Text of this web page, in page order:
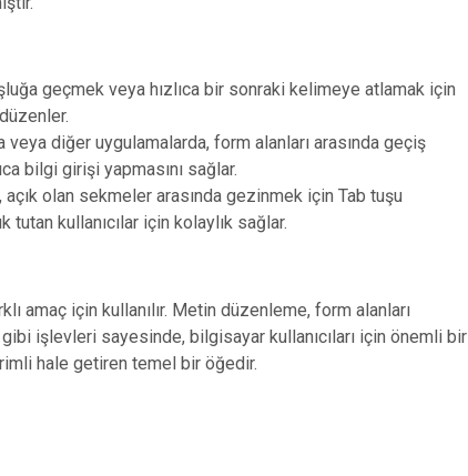
geçmek veya hızlıca bir sonraki kelimeye atlamak için
veya diğer uygulamalarda, form alanları arasında geçiş
bilgi girişi yapmasını sağlar.
açık olan sekmeler arasında gezinmek için Tab tuşu
tutan kullanıcılar için kolaylık sağlar.
amaç için kullanılır. Metin düzenleme, form alanları
işlevleri sayesinde, bilgisayar kullanıcıları için önemli bir
hale getiren temel bir öğedir.